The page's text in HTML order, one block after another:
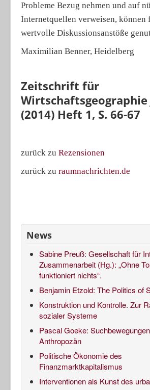
Probleme Bezug nehmen und auf
Internetquellen verweisen, können
wertvolle Diskussionsanstöße
Maximilian Benner, Heidelberg
Zeitschrift für
Wirtschaftsgeographie
(2014) Heft 1, S. 66-67
zurück zu Rezensionen
zurück zu raumnachrichten.de
News
Sabine Preuß: Gesellschaft für
Zusammenarbeit (Hg.): „Ohne
funktioniert nichts“.
Benjamin Etzold: The Politics of
Konstruktion und Kontrolle. Zur
sozialer Systeme
Pascal Goeke:
Anthropozän
Politische Ökonomie des
Finanzmarktkapitalismus
Interventionen als Kunst des